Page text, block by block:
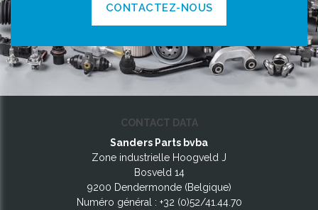
CONTACTEZ-NOUS
CONTACT DATA
Sanders Parts bvba
Zone industrielle Hoogveld J
Bosveld 14
9200 Dendermonde (Belgique)
Numéro général : +32 (0)52/41.44.70